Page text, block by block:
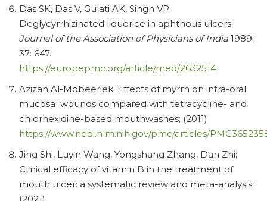
Das SK, Das V, Gulati AK, Singh VP.
Deglycyrrhizinated liquorice in aphthous ulcers.
Journal of the Association of Physicians of India 1989;
37: 647.
https://europepmc.org/article/med/2632514
Azizah Al-Mobeeriek; Effects of myrrh on intra-oral
mucosal wounds compared with tetracycline- and
chlorhexidine-based mouthwashes; (2011)
https://www.ncbi.nlm.nih.gov/pmc/articles/
Jing Shi, Luyin Wang, Yongshang Zhang, Dan Zhi;
Clinical efficacy of vitamin B in the treatment of
mouth ulcer: a systematic review and meta-analysis;
(2021)